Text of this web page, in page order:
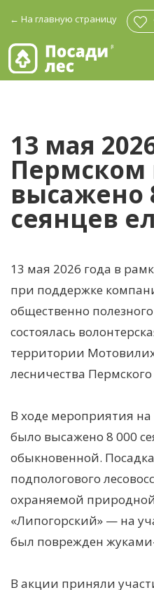
← На главную страницу
13 мая
Пермском
высажено
сеянцев
13 мая 2026 года в
при поддержке
общественно
состоялась
территории
лесничества
В ходе мероприятия
было высажено 8 000
обыкновенной.
подпологового
охраняемой
«Липогорский» — на
был поврежден
В акции приняли